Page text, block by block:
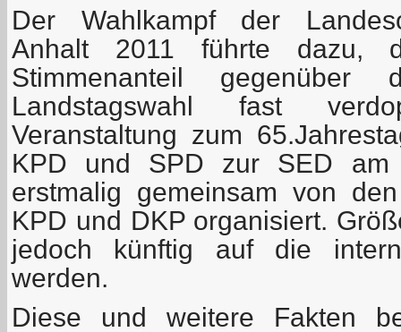
Der Wahlkampf der
Anhalt 2011 führte dazu,
Stimmenanteil gegenüber
Landstagswahl fast
Veranstaltung zum
KPD und SPD zur SED
erstmalig gemeinsam von
KPD und DKP organisiert.
jedoch künftig auf die
werden.
Diese und weitere Fakten